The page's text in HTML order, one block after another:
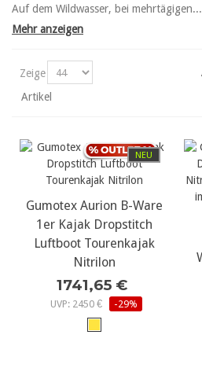
Auf dem Wildwasser, bei mehrtägigen...
Mehr anzeigen
Zeige
Artikel
NEU
Gumotex Aurion B-Ware
1er Kajak Dropstitch
Luftboot Tourenkajak
Nitrilon
1741,65 €
UVP: 2450 € -29%